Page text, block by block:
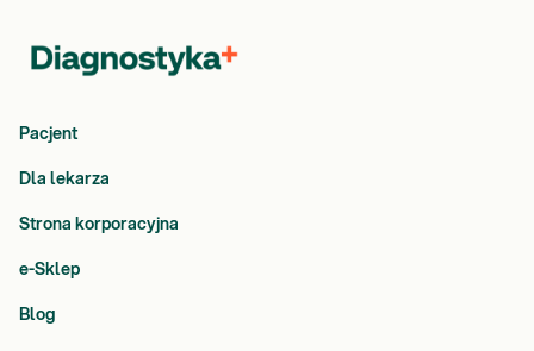
Pacjent
Dla lekarza
Strona korporacyjna
e-Sklep
Blog